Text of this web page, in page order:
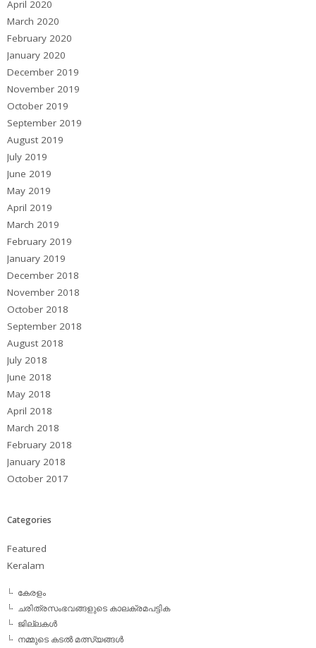
April 2020
March 2020
February 2020
January 2020
December 2019
November 2019
October 2019
September 2019
August 2019
July 2019
June 2019
May 2019
April 2019
March 2019
February 2019
January 2019
December 2018
November 2018
October 2018
September 2018
August 2018
July 2018
June 2018
May 2018
April 2018
March 2018
February 2018
January 2018
October 2017
Categories
Featured
Keralam
കേരളം
ചരിത്രസംഭവങ്ങളുടെ കാലക്രമപട്ടിക
ജില്ലകള്‍
നമ്മുടെ കടല്‍ മത്സ്യങ്ങള്‍